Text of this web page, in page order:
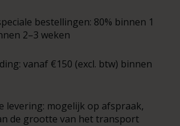
bestellingen: 80% binnen 1
2–3 weken
vanaf €150 (excl. btw) binnen
levering: mogelijk op afspraak,
de grootte van het transport